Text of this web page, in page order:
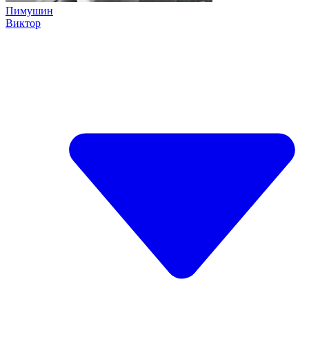
Пимушин
Виктор